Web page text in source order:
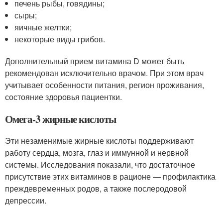
печень рыбы, говядины;
сыры;
яичные желтки;
некоторые виды грибов.
Дополнительный прием витамина D может быть
рекомендован исключительно врачом. При этом врач
учитывает особенности питания, регион проживания,
состояние здоровья пациентки.
Омега-3 жирные кислоты
Эти незаменимые жирные кислоты поддерживают
работу сердца, мозга, глаз и иммунной и нервной
системы. Исследования показали, что достаточное
присутствие этих витаминов в рационе — профилактика
преждевременных родов, а также послеродовой
депрессии.